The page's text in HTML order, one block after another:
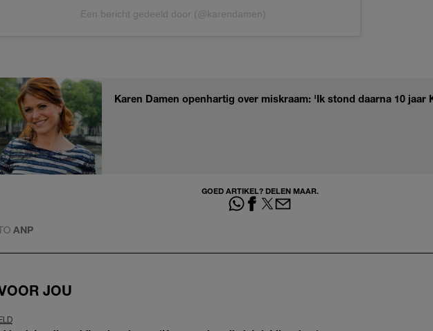
Een bericht gedeeld door (@karendamen)
Karen Damen openhartig over miskraam: 'Ik stond daarna 10 jaar
GOED ARTIKEL? DELEN MAAR.
ANP
JOU